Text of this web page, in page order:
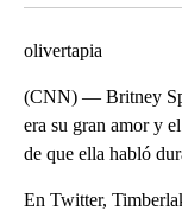
olivertapia
(CNN) — Britney
era su gran amor y
de que ella habló
En Twitter,